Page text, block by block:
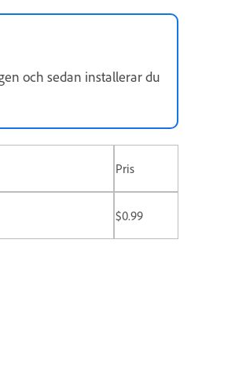
och sedan installerar du
Pris
$0.99